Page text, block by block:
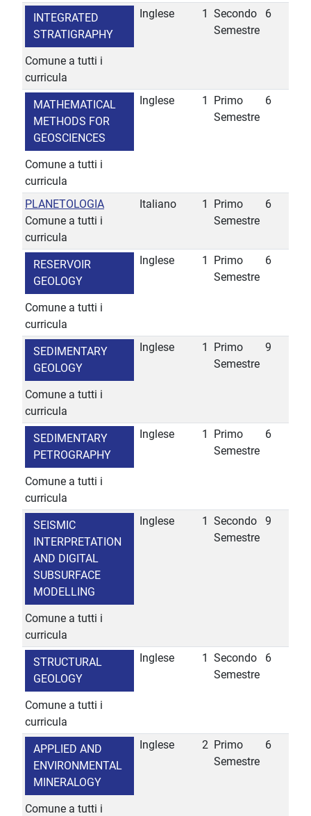
INTEGRATED
STRATIGRAPHY
Comune a tutti i
curricula
Inglese 1
Secondo
Semestre
6
MATHEMATICAL
METHODS FOR
GEOSCIENCES
Comune a tutti i
curricula
Inglese 1
Primo
Semestre
6
PLANETOLOGIA
Comune a tutti i
curricula
Italiano 1
Primo
Semestre
6
RESERVOIR
GEOLOGY
Comune a tutti i
curricula
Inglese 1
Primo
Semestre
6
SEDIMENTARY
GEOLOGY
Comune a tutti i
curricula
Inglese 1
Primo
Semestre
9
SEDIMENTARY
PETROGRAPHY
Comune a tutti i
curricula
Inglese 1
Primo
Semestre
6
SEISMIC
INTERPRETATION
AND DIGITAL
SUBSURFACE
MODELLING
Comune a tutti i
curricula
Inglese 1
Secondo
Semestre
9
STRUCTURAL
GEOLOGY
Comune a tutti i
curricula
Inglese 1
Secondo
Semestre
6
APPLIED AND
ENVIRONMENTAL
MINERALOGY
Comune a tutti i
Inglese 2 Primo
Semestre
6